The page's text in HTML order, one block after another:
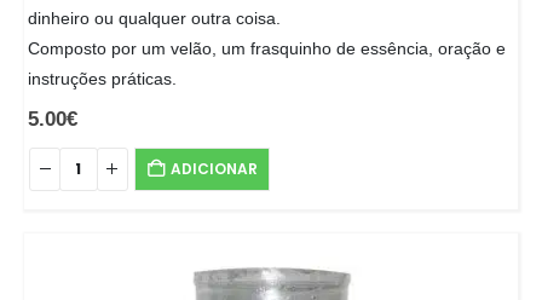
dinheiro ou qualquer outra coisa.
Composto por um velão, um frasquinho de essência, oração e
instruções práticas.
5.00€
ADICIONAR